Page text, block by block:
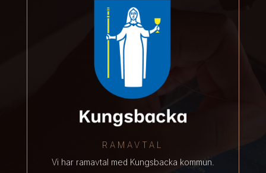
RAMAVTAL
Vi har ramavtal med Kungsbacka kommun.